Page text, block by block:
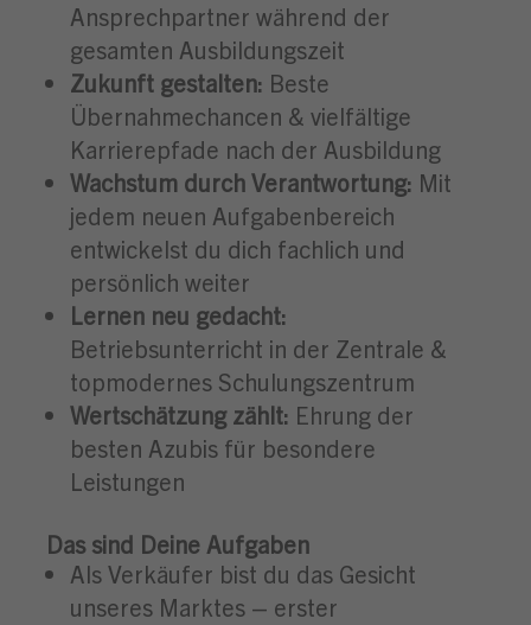
Ansprechpartner während der
gesamten Ausbildungszeit
Zukunft gestalten: Beste
Übernahmechancen & vielfältige
Karrierepfade nach der Ausbildung
Wachstum durch Verantwortung: Mit
jedem neuen Aufgabenbereich
entwickelst du dich fachlich und
persönlich weiter
Lernen neu gedacht:
Betriebsunterricht in der Zentrale &
topmodernes Schulungszentrum
Wertschätzung zählt: Ehrung der
besten Azubis für besondere
Leistungen
Das sind Deine Aufgaben
Als Verkäufer bist du das Gesicht
unseres Marktes – erster